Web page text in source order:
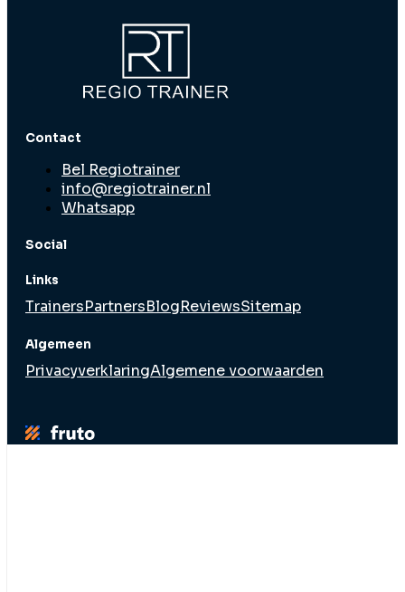
Contact
Bel Regiotrainer
info@regiotrainer.nl
Whatsapp
Social
Links
TrainersPartnersBlogReviewsSitemap
Algemeen
PrivacyverklaringAlgemene voorwaarden